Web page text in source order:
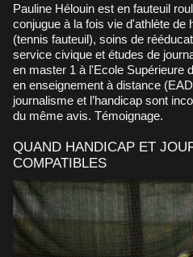
Pauline Hélouin est en fauteuil
conjugue à la fois vie d'athlète de
(tennis fauteuil), soins de
service civique et études de
en master 1 à l'Ecole Supérieure
en enseignement à distance
journalisme et l’handicap sont
du même avis. Témoignage.
QUAND HANDICAP ET
COMPATIBLES